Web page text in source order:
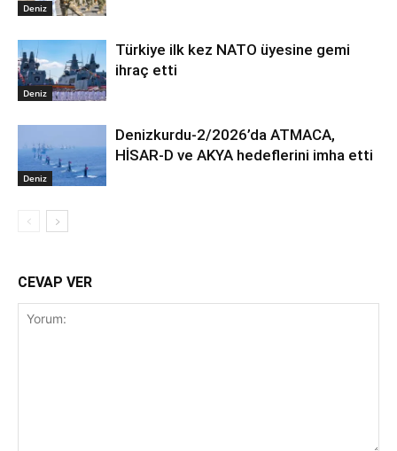
Deniz
Deniz
Türkiye ilk kez NATO üyesine gemi
ihraç etti
Deniz
Denizkurdu-2/2026’da ATMACA,
HİSAR-D ve AKYA hedeflerini imha etti
CEVAP VER